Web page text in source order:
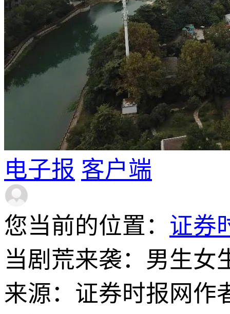
电子报 客户端
您当前的位置： 证券
当剧荒来袭：男生女
来源：证券时报网作